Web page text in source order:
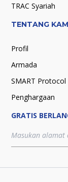
TRAC Syariah
TENTANG
Profil
Armada
SMART Protocol
Penghargaan
GRATIS